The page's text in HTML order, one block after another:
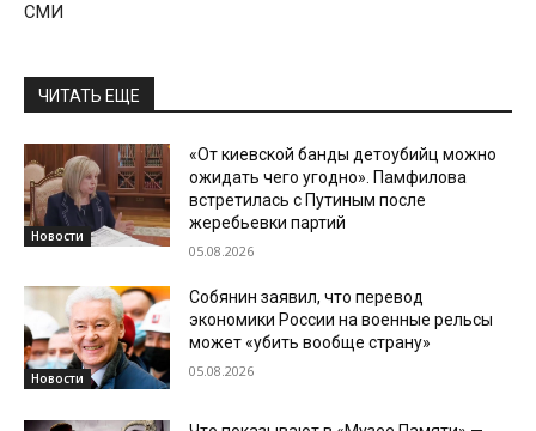
СМИ
ЧИТАТЬ ЕЩЕ
Новости
«От киевской банды детоубийц можно
ожидать чего угодно». Памфилова
встретилась с Путиным после
жеребьевки партий
05.08.2026
Новости
Собянин заявил, что перевод
экономики России на военные рельсы
может «убить вообще страну»
05.08.2026